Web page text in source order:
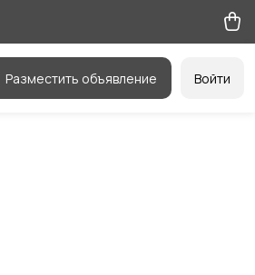
Разместить объявление Войти